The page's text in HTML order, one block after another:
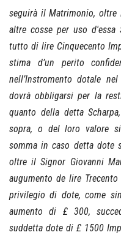
seguirà il Matrimonio, oltre
altre cosse per uso d'essa
tutto di lire Cinquecento
stima d’un perito
nell’Instromento dotale
dovrà obbligarsi per la
quanto della detta
sopra, o del loro valore
somma in caso detta dote
oltre il Signor Giovanni
augumento de lire
privilegio di dote, come
aumento di £ 300,
suddetta dote di £ 1500